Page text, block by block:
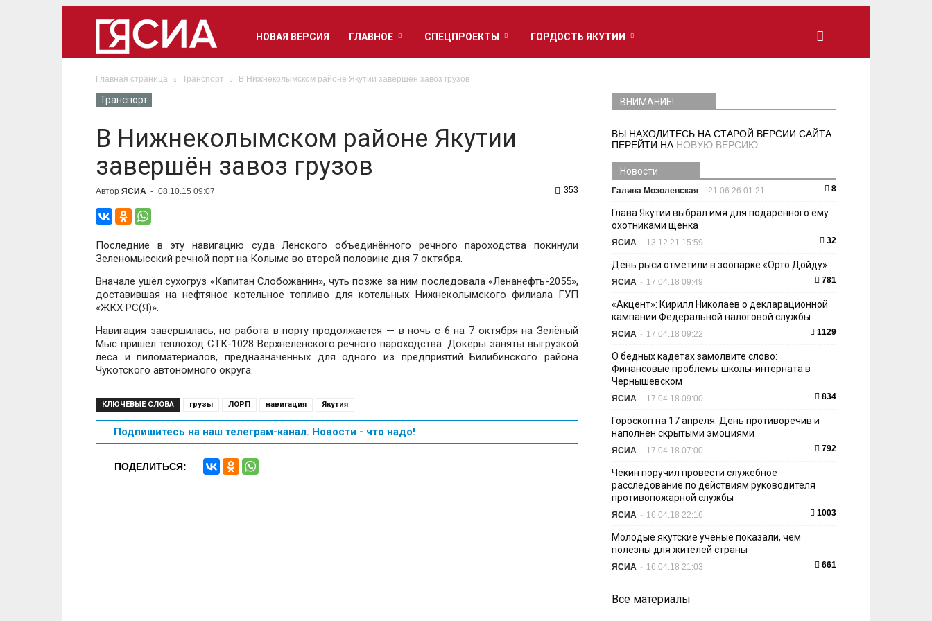
НОВАЯ ВЕРСИЯ ГЛАВНОЕ СПЕЦПРОЕКТЫ ГОРДОСТЬ ЯКУТИИ
Главная страница Транспорт В Нижнеколымском районе Якутии завершён завоз грузов
Транспорт
В Нижнеколымском районе Якутии
завершён завоз грузов
Автор ЯСИА - 08.10.15 09:07 353
Последние в эту навигацию суда Ленского объединённого речного пароходства покинули
Зеленомысский речной порт на Колыме во второй половине дня 7 октября.
Вначале ушёл сухогруз «Капитан Слобожанин», чуть позже за ним последовала «Ленанефть-2055»,
доставившая на нефтяное котельное топливо для котельных Нижнеколымского филиала ГУП
«ЖКХ РС(Я)».
Навигация завершилась, но работа в порту продолжается — в ночь с 6 на 7 октября на Зелёный
Мыс пришёл теплоход СТК-1028 Верхнеленского речного пароходства. Докеры заняты выгрузкой
леса и пиломатериалов, предназначенных для одного из предприятий Билибинского района
Чукотского автономного округа.
КЛЮЧЕВЫЕ СЛОВА грузы ЛОРП навигация Якутия
Подпишитесь на наш телеграм-канал. Новости - что надо!
ПОДЕЛИТЬСЯ:
ВНИМАНИЕ!
ВЫ НАХОДИТЕСЬ НА СТАРОЙ ВЕРСИИ САЙТА
ПЕРЕЙТИ НА НОВУЮ ВЕРСИЮ
Новости
Галина Мозолевская - 21.06.26 01:21 8
Глава Якутии выбрал имя для подаренного ему
охотниками щенка
ЯСИА - 13.12.21 15:59 32
День рыси отметили в зоопарке «Орто Дойду»
ЯСИА - 17.04.18 09:49 781
«Акцент»: Кирилл Николаев о декларационной
кампании Федеральной налоговой службы
ЯСИА - 17.04.18 09:22 1129
О бедных кадетах замолвите слово:
Финансовые проблемы школы-интерната в
Чернышевском
ЯСИА - 17.04.18 09:00 834
Гороскоп на 17 апреля: День противоречив и
наполнен скрытыми эмоциями
ЯСИА - 17.04.18 07:00 792
Чекин поручил провести служебное
расследование по действиям руководителя
противопожарной службы
ЯСИА - 16.04.18 22:16 1003
Молодые якутские ученые показали, чем
полезны для жителей страны
ЯСИА - 16.04.18 21:03 661
Все материалы